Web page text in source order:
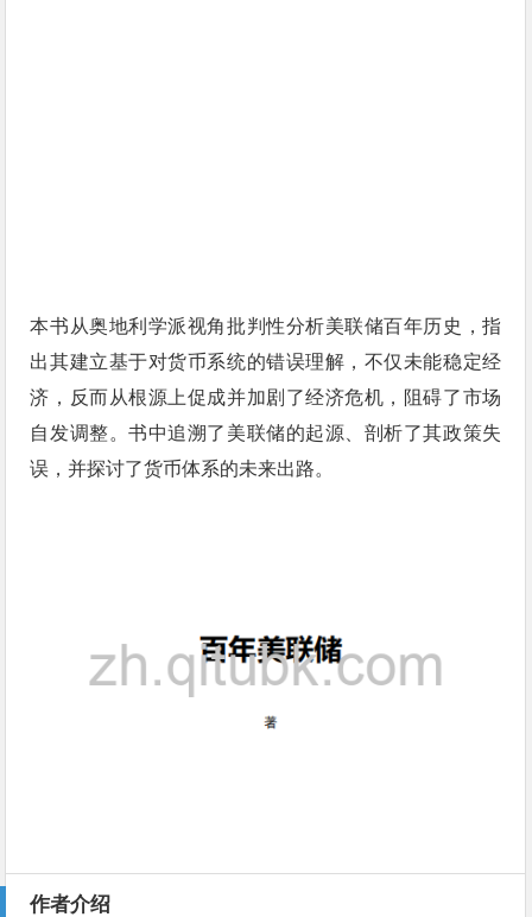
本书从奥地利学派视角批判性分析美联储百年历史，指
出其建立基于对货币系统的错误理解，不仅未能稳定经
济，反而从根源上促成并加剧了经济危机，阻碍了市场
自发调整。书中追溯了美联储的起源、剖析了其政策失
误，并探讨了货币体系的未来出路。
作者介绍